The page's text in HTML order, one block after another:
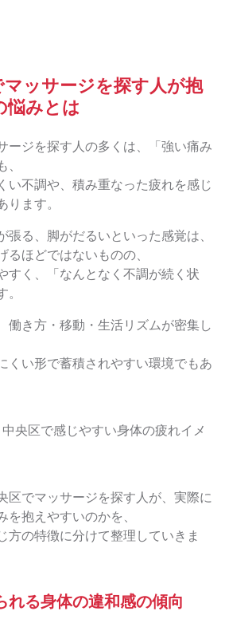
ッサージを探す人が抱
悩みとは
ージを探す人の多くは、「強い痛み
い不調や、積み重なった疲れを感じ
ます。
張る、脚がだるいといった感覚は、
ほどではないものの、
すく、「なんとなく不調が続く状
働き方・移動・生活リズムが密集し
くい形で蓄積されやすい環境でもあ
区でマッサージを探す人が、実際に
抱えやすいのかを、
方の特徴に分けて整理していきま
れる身体の違和感の傾向